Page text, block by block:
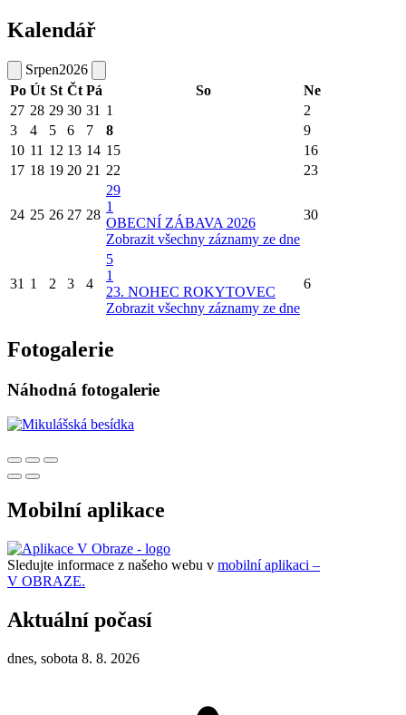
Kalendář
Srpen2026
Po Út St Čt Pá So
Ne
27 28 29 30 31 1
2
3
4 5 6 7 8
9
10 11 12 13 14 15
16
17 18 19 20 21 22 23
24 25 26 27 28
29
1
OBECNÍ ZÁBAVA 2026
Zobrazit všechny záznamy ze dne
30
31 1 2 3 4
5
1
23. NOHEC ROKYTOVEC
Zobrazit všechny záznamy ze dne
6
Fotogalerie
Náhodná fotogalerie
Mobilní aplikace
Sledujte informace z našeho webu v mobilní aplikaci –
V OBRAZE.
Aktuální počasí
dnes, sobota 8. 8. 2026